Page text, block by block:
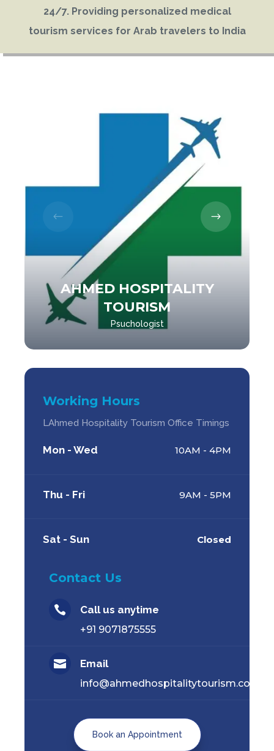
24/7. Providing personalized medical
tourism services for Arab travelers to India
AHMED HOSPITALITY
TOURISM
Psuchologist
Working Hours
LAhmed Hospitality Tourism Office Timings
Mon - Wed 10AM - 4PM
Thu - Fri 9AM - 5PM
Sat - Sun Closed
Contact Us
 Call us anytime
+91 9071875555
 Email
info@ahmedhospitalitytourism.com
Book an Appointment